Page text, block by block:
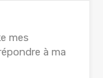
mes
à ma